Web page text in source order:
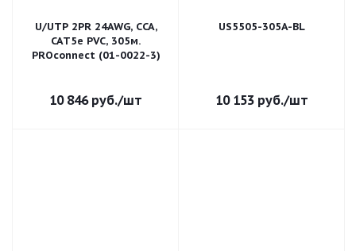
U/UTP 2PR 24AWG, CCA,
CAT5e PVC, 305м.
PROconnect (01-0022-3)
10 846руб./шт
US5505-305A-BL
10 153 руб./шт